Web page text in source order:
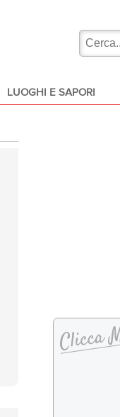
LUOGHI E SAPORI